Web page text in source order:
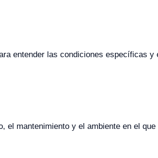
entender las condiciones específicas y
el mantenimiento y el ambiente en el